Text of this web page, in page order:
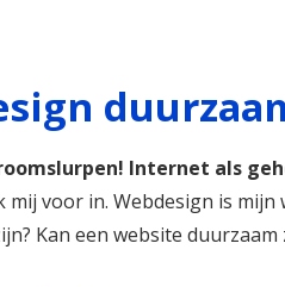
Internet als
mij voor in. Webdesign is
Kan een website duurzaam